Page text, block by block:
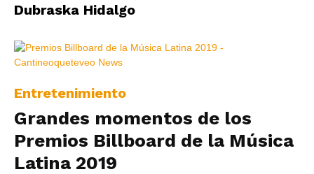
Dubraska Hidalgo
Entretenimiento
Grandes momentos de los
Premios Billboard de la Música
Latina 2019